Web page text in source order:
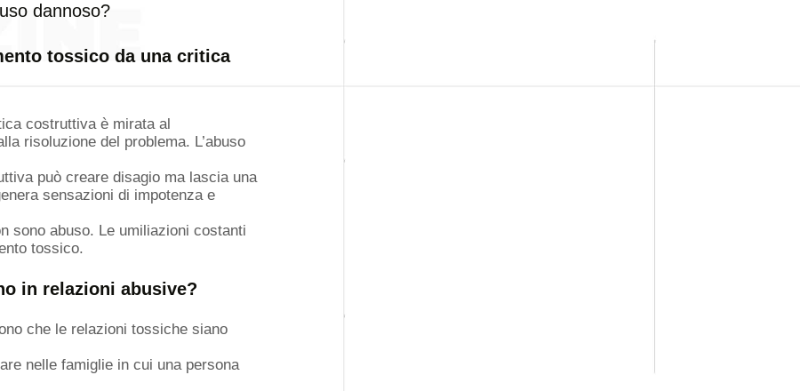
dannoso?
tossico da una critica
costruttiva è mirata al
risoluzione del problema. L’abuso
può creare disagio ma lascia una
sensazioni di impotenza e
sono abuso. Le umiliazioni costanti
tossico.
in relazioni abusive?
che le relazioni tossiche siano
nelle famiglie in cui una persona